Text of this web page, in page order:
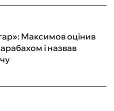
Максимов оцінив
і назвав